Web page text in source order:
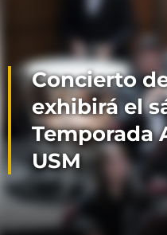
Concierto
exhibirá el
Temporada
USM